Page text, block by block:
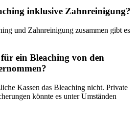
inklusive Zahnreinigung?
und Zahnreinigung zusammen gibt es
ein Bleaching von den
Kassen das Bleaching nicht. Private
könnte es unter Umständen